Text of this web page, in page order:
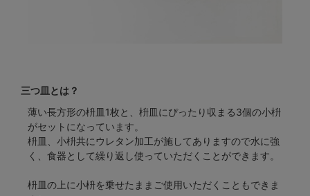
三つ皿とは？
薄い長方形の枡皿1枚と、枡皿にぴったり収まる3個の小枡
がセットになっています。
枡皿、小枡共にウレタン加工が施してありますので水に強
く、食器として繰り返し使っていただくことができます。
枡皿の上に小枡を乗せたままご使用いただくこともできま